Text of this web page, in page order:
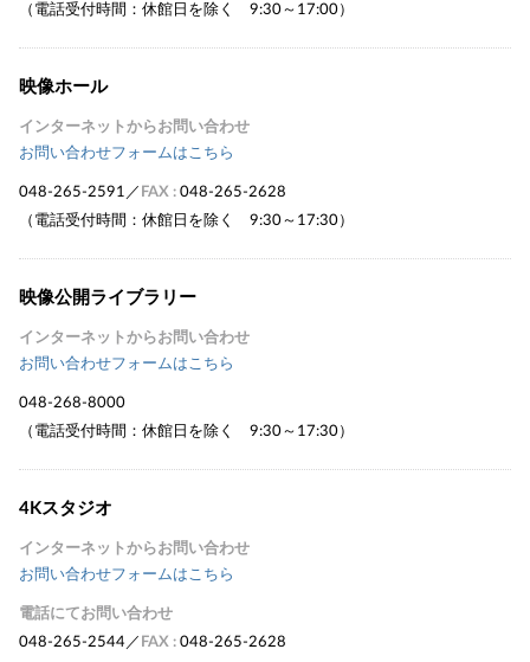
（電話受付時間：休館日を除く 9:30～17:00）
映像ホール
インターネットからお問い合わせ
お問い合わせフォームはこちら
048-265-2591 ／ FAX :048-265-2628
（電話受付時間：休館日を除く 9:30～17:30）
映像公開ライブラリー
インターネットからお問い合わせ
お問い合わせフォームはこちら
048-268-8000
（電話受付時間：休館日を除く 9:30～17:30）
4Kスタジオ
インターネットからお問い合わせ
お問い合わせフォームはこちら
電話にてお問い合わせ
048-265-2544 ／ FAX :048-265-2628